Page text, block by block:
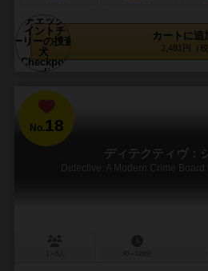
カートに追
2,481円（税
No.18
ディテクティヴ：
Detective: A Modern Crime